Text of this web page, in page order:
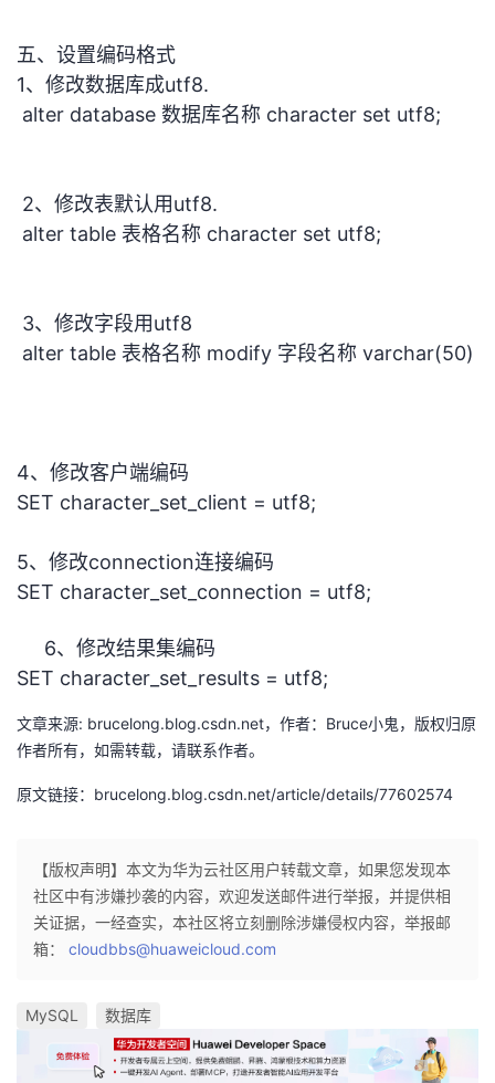
五、设置编码格式
1、修改数据库成utf8.
alter database 数据库名称 character set utf8;
2、修改表默认用utf8.
alter table 表格名称 character set utf8;
3、修改字段用utf8
alter table 表格名称 modify 字段名称 varchar(50)
4、修改客户端编码
SET character_set_client = utf8;
5、修改connection连接编码
SET character_set_connection = utf8;
6、修改结果集编码
SET character_set_results = utf8;
文章来源: brucelong.blog.csdn.net，作者：Bruce小鬼，版权归原
作者所有，如需转载，请联系作者。
原文链接：brucelong.blog.csdn.net/article/details/77602574
【版权声明】本文为华为云社区用户转载文章，如果您发现本
社区中有涉嫌抄袭的内容，欢迎发送邮件进行举报，并提供相
关证据，一经查实，本社区将立刻删除涉嫌侵权内容，举报邮
箱： cloudbbs@huaweicloud.com
MySQL 数据库